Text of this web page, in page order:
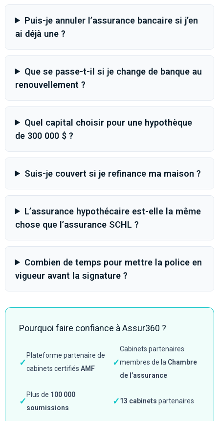
Puis-je annuler l’assurance bancaire si j’en
ai déjà une ?
Que se passe-t-il si je change de banque au
renouvellement ?
Quel capital choisir pour une hypothèque
de 300 000 $ ?
Suis-je couvert si je refinance ma maison ?
L’assurance hypothécaire est-elle la même
chose que l’assurance SCHL ?
Combien de temps pour mettre la police en
vigueur avant la signature ?
Pourquoi faire confiance à Assur360 ?
✓
Plateforme partenaire de
cabinets certifiés AMF
✓
Cabinets partenaires
membres de la Chambre
de l’assurance
✓
Plus de 100 000
soumissions
✓13 cabinets partenaires